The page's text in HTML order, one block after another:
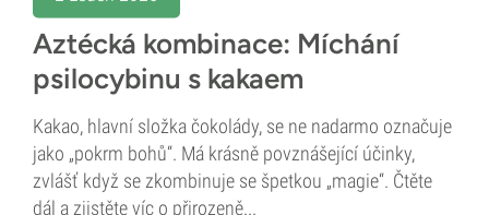
Aztécká kombinace: Míchání
psilocybinu s kakaem
Kakao, hlavní složka čokolády, se ne nadarmo označuje
jako „pokrm bohů“. Má krásně povznášející účinky,
zvlášť když se zkombinuje se špetkou „magie“. Čtěte
dál a zjistěte víc o přirozeně...